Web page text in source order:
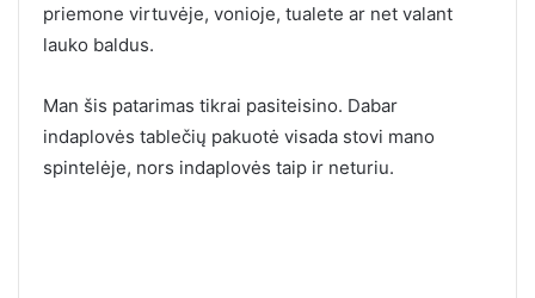
priemone virtuvėje, vonioje, tualete ar net valant
lauko baldus.
Man šis patarimas tikrai pasiteisino. Dabar
indaplovės tablečių pakuotė visada stovi mano
spintelėje, nors indaplovės taip ir neturiu.